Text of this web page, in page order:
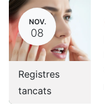
NOV.
08
Registres
tancats